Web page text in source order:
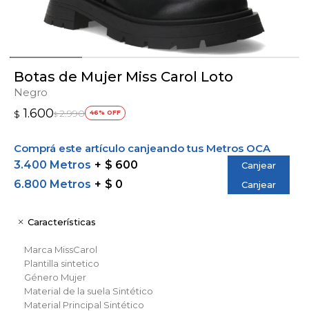
Botas de Mujer Miss Carol Loto
Negro
$ 1.600$ 2.990 46
Comprá este artículo canjeando tus Metros OCA
3.400 Metros
$ 600 Canjear
6.800 Metros $ 0 Canjear
Características
Marca MissCarol
Plantilla sintetico
Género Mujer
Material de la suela Sintético
Material Principal Sintético